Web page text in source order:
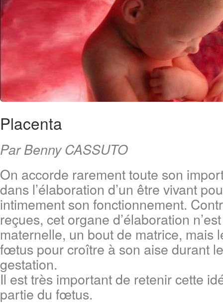
Placenta
Par Benny CASSUTO
On accorde rarement toute son
dans l’élaboration d’un être vivant
intimement son fonctionnement.
reçues, cet organe d’élaboration
maternelle, un bout de matrice, mais
fœtus pour croître à son aise durant
gestation.
Il est très important de retenir cette
partie du fœtus.